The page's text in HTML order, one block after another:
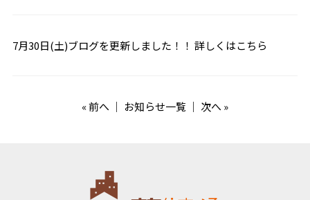
7月30日(土)ブログを更新しました！！ 詳しくはこちら
«前へ ｜ お知らせ一覧 ｜ 次へ »